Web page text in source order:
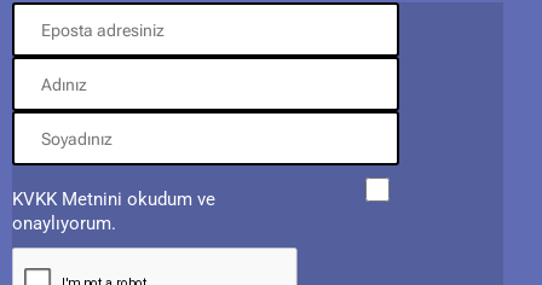
KVKK Metnini okudum ve
onaylıyorum.